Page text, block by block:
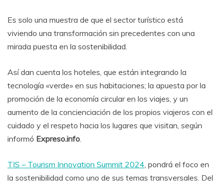
Es solo una muestra de que el sector turístico está
viviendo una transformación sin precedentes con una
mirada puesta en la sostenibilidad.
Así dan cuenta los hoteles, que están integrando la
tecnología «verde» en sus habitaciones; la apuesta por la
promoción de la economía circular en los viajes, y un
aumento de la concienciación de los propios viajeros con el
cuidado y el respeto hacia los lugares que visitan, según
informó Expreso.info.
TIS – Tourism Innovation Summit 2024, pondrá el foco en
la sostenibilidad como uno de sus temas transversales. Del